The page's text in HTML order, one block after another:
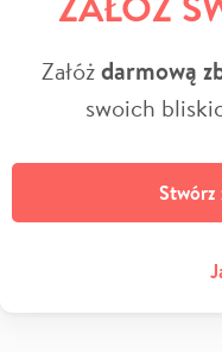
Załóżdarmową
swoich
Stwórz